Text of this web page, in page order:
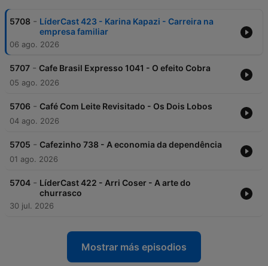
5708 - LíderCast 423 - Karina Kapazi - Carreira na
empresa familiar
06 ago. 2026
5707 - Cafe Brasil Expresso 1041 - O efeito Cobra
05 ago. 2026
5706 - Café Com Leite Revisitado - Os Dois Lobos
04 ago. 2026
5705 - Cafezinho 738 - A economia da dependência
01 ago. 2026
5704 - LíderCast 422 - Arri Coser - A arte do
churrasco
30 jul. 2026
Mostrar más episodios